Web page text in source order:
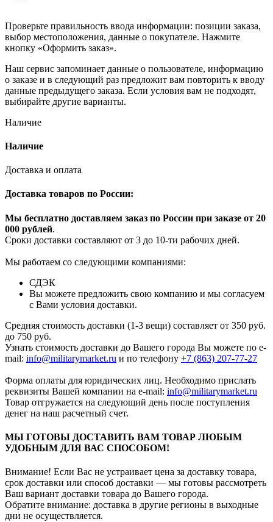
Проверьте правильность ввода информации: позиции заказа,
выбор местоположения, данные о покупателе. Нажмите
кнопку «Оформить заказ».
Наш сервис запоминает данные о пользователе, информацию
о заказе и в следующий раз предложит вам повторить к вводу
данные предыдущего заказа. Если условия вам не подходят,
выбирайте другие варианты.
Наличие
Наличие
Доставка и оплата
Доставка товаров по России:
Мы бесплатно доставляем заказ по России при заказе от 20
000 рублей.
Сроки доставки составляют от 3 до 10-ти рабочих дней.
Мы работаем со следующими компаниями:
СДЭК
Вы можете предложить свою компанию и мы согласуем
с Вами условия доставки.
Средняя стоимость доставки (1-3 вещи) составляет от 350 руб.
до 750 руб.
Узнать стоимость доставки до Вашего города Вы можете по e-
mail: info@militarymarket.ru и по телефону +7 (863) 207-77-27
Форма оплаты для юридических лиц. Необходимо прислать
реквизиты Вашей компании на е-mail: info@militarymarket.ru
Товар отгружается на следующий день после поступления
денег на наш расчетный счет.
МЫ ГОТОВЫ ДОСТАВИТЬ ВАМ ТОВАР ЛЮБЫМ
УДОБНЫМ ДЛЯ ВАС СПОСОБОМ!
Внимание! Если Вас не устраивает цена за доставку товара,
срок доставки или способ доставки — мы готовы рассмотреть
Ваш вариант доставки товара до Вашего города.
Обратите внимание: доставка в другие регионы в выходные
дни не осуществляется.